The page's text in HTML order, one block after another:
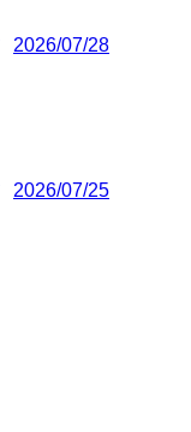
2026/07/28
2026/07/25